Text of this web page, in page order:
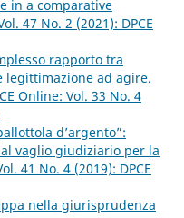
in a comparative
47 No. 2 (2021): DPCE
rapporto tra
legittimazione ad agire.
Online: Vol. 33 No. 4
d’argento”:
vaglio giudiziario per la
41 No. 4 (2019): DPCE
nella giurisprudenza